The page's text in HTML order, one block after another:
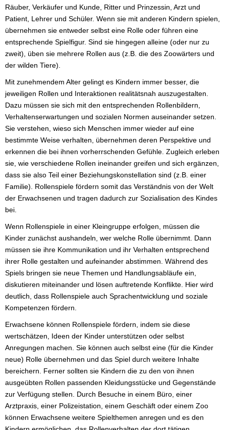
Räuber, Verkäufer und Kunde, Ritter und Prinzessin, Arzt und
Patient, Lehrer und Schüler. Wenn sie mit anderen Kindern spielen,
übernehmen sie entweder selbst eine Rolle oder führen eine
entsprechende Spielfigur. Sind sie hingegen alleine (oder nur zu
zweit), üben sie mehrere Rollen aus (z.B. die des Zoowärters und
der wilden Tiere).
Mit zunehmendem Alter gelingt es Kindern immer besser, die
jeweiligen Rollen und Interaktionen realitätsnah auszugestalten.
Dazu müssen sie sich mit den entsprechenden Rollenbildern,
Verhaltenserwartungen und sozialen Normen auseinander setzen.
Sie verstehen, wieso sich Menschen immer wieder auf eine
bestimmte Weise verhalten, übernehmen deren Perspektive und
erkennen die bei ihnen vorherrschenden Gefühle. Zugleich erleben
sie, wie verschiedene Rollen ineinander greifen und sich ergänzen,
dass sie also Teil einer Beziehungskonstellation sind (z.B. einer
Familie). Rollenspiele fördern somit das Verständnis von der Welt
der Erwachsenen und tragen dadurch zur Sozialisation des Kindes
bei.
Wenn Rollenspiele in einer Kleingruppe erfolgen, müssen die
Kinder zunächst aushandeln, wer welche Rolle übernimmt. Dann
müssen sie ihre Kommunikation und ihr Verhalten entsprechend
ihrer Rolle gestalten und aufeinander abstimmen. Während des
Spiels bringen sie neue Themen und Handlungsabläufe ein,
diskutieren miteinander und lösen auftretende Konflikte. Hier wird
deutlich, dass Rollenspiele auch Sprachentwicklung und soziale
Kompetenzen fördern.
Erwachsene können Rollenspiele fördern, indem sie diese
wertschätzen, Ideen der Kinder unterstützen oder selbst
Anregungen machen. Sie können auch selbst eine (für die Kinder
neue) Rolle übernehmen und das Spiel durch weitere Inhalte
bereichern. Ferner sollten sie Kindern die zu den von ihnen
ausgeübten Rollen passenden Kleidungsstücke und Gegenstände
zur Verfügung stellen. Durch Besuche in einem Büro, einer
Arztpraxis, einer Polizeistation, einem Geschäft oder einem Zoo
können Erwachsene weitere Spielthemen anregen und es den